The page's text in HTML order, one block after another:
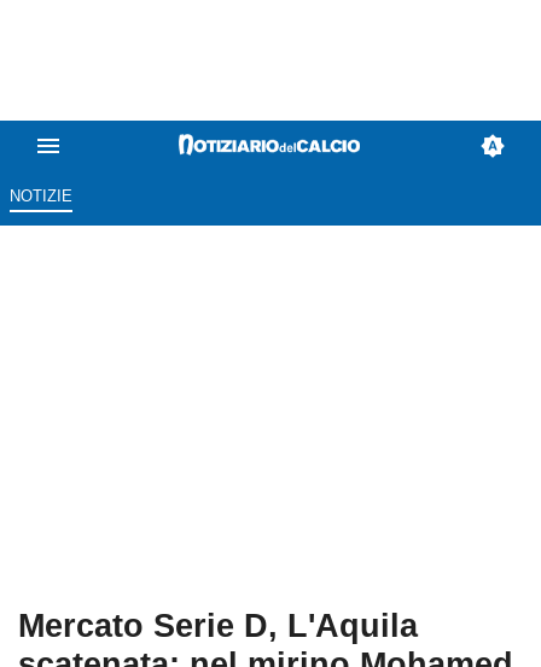
NOTIZIE
Mercato Serie D, L'Aquila